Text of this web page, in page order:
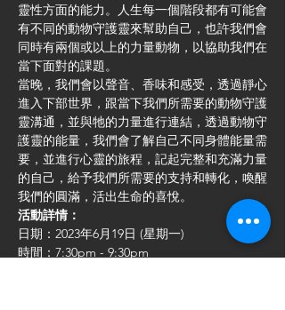
靈性方面的能力。人生每一個階段都有可能會
有不同的動物守護靈來幫助自己，也許我們會
同時有兩個或以上的力量動物，以協助我們在
當下面對的課題。
當晚，我們會以聲音、香味和感受，透過靜心
進入下部世界，跟當下我們所需要的動物守護
靈溝通，並與牠的力量進行連結，透過動物守
護靈的能量，我們會了解自己不同身體能量需
要，並進行心靈的旅程，記起完整和充滿力量
的自己，給予我們所需要的支持和轉化，喚醒
我們的圓滿，活出生命的喜悅。
活動詳情：
日期：2023年6月19日 (星期一)
時間：7:30pm - 9:30pm